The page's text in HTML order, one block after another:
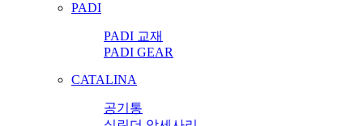
PADI
PADI 교재
PADI GEAR
CATALINA
공기통